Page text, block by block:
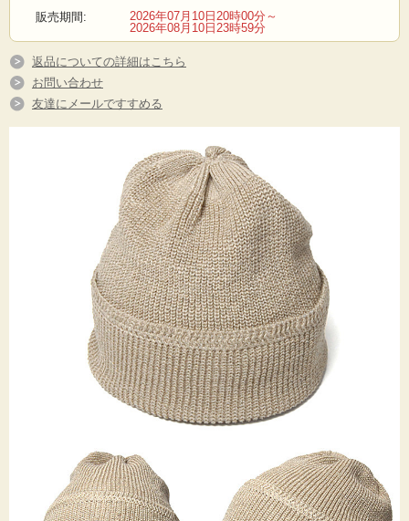
販売期間:
2026年07月10日20時00分～
2026年08月10日23時59分
返品についての詳細はこちら
お問い合わせ
友達にメールですすめる